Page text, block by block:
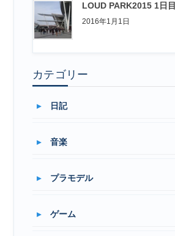
LOUD PARK2015 1日目
2016年1月1日
カテゴリー
日記
音楽
プラモデル
ゲーム